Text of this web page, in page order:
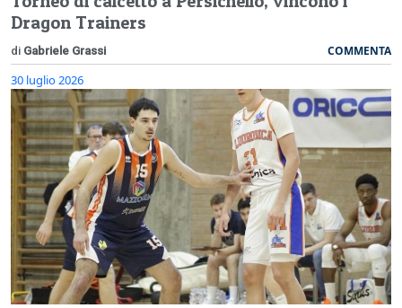
Dragon Trainers
di Gabriele Grassi COMMENTA
30 luglio 2026